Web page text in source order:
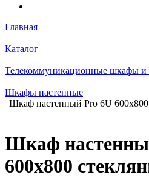
Главная
Каталог
Телекоммуникационные шкафы и
Шкафы настенные
Шкаф настенный Pro 6U 600x800
Шкаф
600x800